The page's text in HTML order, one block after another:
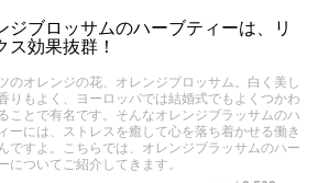
ジブロッサムのハーブティーは、リ
ス効果抜群！
のオレンジの花、オレンジブロッサム。白く美し
りもよく、ヨーロッパでは結婚式でもよくつかわ
ことで有名です。そんなオレンジブラッサムのハ
ーには、ストレスを癒して心を落ち着かせる働き
ですよ。こちらでは、オレンジブラッサムのハー
についてご紹介してきます。